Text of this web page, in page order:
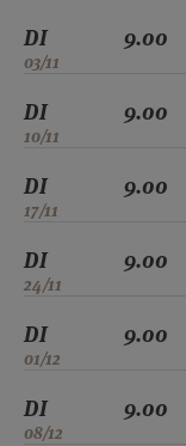
DI
03/11
9.00
DI
10/11
9.00
DI
17/11
9.00
DI
24/11
9.00
DI
01/12
9.00
DI
08/12
9.00